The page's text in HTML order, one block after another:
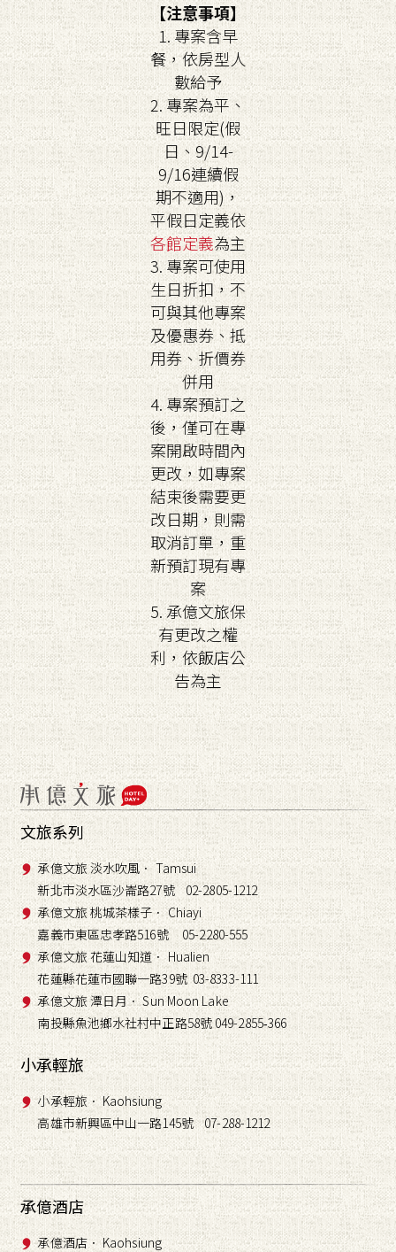
【注意事項】
1. 專案含早
餐，依房型人
數給予
2. 專案為平、
旺日限定(假
日、9/14-
9/16連續假
期不適用)，
平假日定義依
各館定義為主
3. 專案可使用
生日折扣，不
可與其他專案
及優惠券、抵
用券、折價券
併用
4. 專案預訂之
後，僅可在專
案開啟時間內
更改，如專案
結束後需要更
改日期，則需
取消訂單，重
新預訂現有專
案
5. 承億文旅保
有更改之權
利，依飯店公
告為主
文旅系列
承億文旅 淡水吹風． Tamsui
新北市淡水區沙崙路27號 02-2805-1212
承億文旅 桃城茶樣子． Chiayi
嘉義市東區忠孝路516號 05-2280-555
承億文旅 花蓮山知道． Hualien
花蓮縣花蓮市國聯一路39號 03-8333-111
承億文旅 潭日月． Sun Moon Lake
南投縣魚池鄉水社村中正路58號 049-2855-366
小承輕旅
小承輕旅． Kaohsiung
高雄市新興區中山一路145號 07-288-1212
承億酒店
承億酒店． Kaohsiung